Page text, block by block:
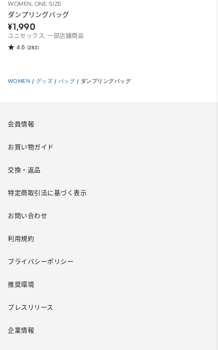
WOMEN, ONE SIZE
ダンプリングバッグ
¥1,990
ユニセックス, 一部店舗商品
4.5 (283)
WOMEN / グッズ / バッグ / ダンプリングバッグ
会員情報
お買い物ガイド
交換・返品
特定商取引法に基づく表示
お問い合わせ
利用規約
プライバシーポリシー
推奨環境
プレスリリース
企業情報